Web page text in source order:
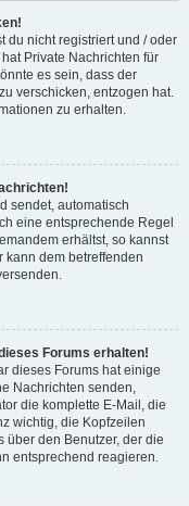
du nicht registriert und / oder
Private Nachrichten für
es sein, dass der
verschicken, entzogen hat.
zu erhalten.
sendet, automatisch
eine entsprechende Regel
erhältst, so kannst
kann dem betreffenden
Forums erhalten!
dieses Forums hat einige
Nachrichten senden,
die komplette E-Mail, die
wichtig, die Kopfzeilen
über den Benutzer, der die
entsprechend reagieren.